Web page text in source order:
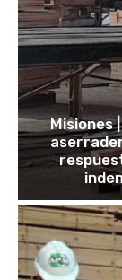
Misiones